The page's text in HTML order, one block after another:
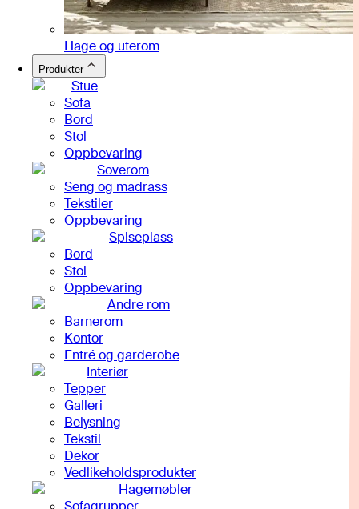
Hage og uterom
Produkter
Stue
Sofa
Bord
Stol
Oppbevaring
Soverom
Seng og madrass
Tekstiler
Oppbevaring
Spiseplass
Bord
Stol
Oppbevaring
Andre rom
Barnerom
Kontor
Entré og garderobe
Interiør
Tepper
Galleri
Belysning
Tekstil
Dekor
Vedlikeholdsprodukter
Hagemøbler